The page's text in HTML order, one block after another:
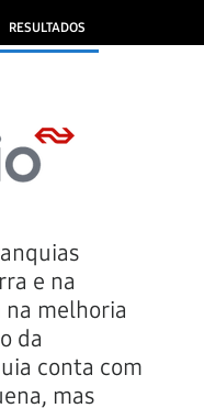
RESULTADOS
e na
na melhoria
da
conta com
mas